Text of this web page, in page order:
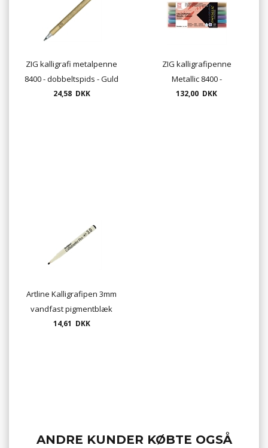
ZIG kalligrafi metalpenne
8400 - dobbeltspids - Guld
eller Sølv
24,58 DKK
ZIG kalligrafipenne
Metallic 8400 -
dobbeltspids - sæt med 6
132,00 DKK
Artline Kalligrafipen 3mm
vandfast pigmentblæk
14,61 DKK
ANDRE KUNDER KØBTE OGSÅ